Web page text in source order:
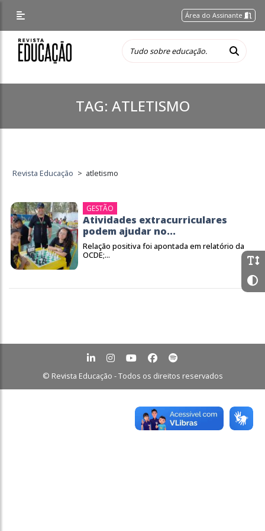
Área do Assinante
TAG: ATLETISMO
Revista Educação > atletismo
GESTÃO
Atividades extracurriculares
podem ajudar no...
Relação positiva foi apontada em relatório da
OCDE;...
© Revista Educação - Todos os direitos reservados